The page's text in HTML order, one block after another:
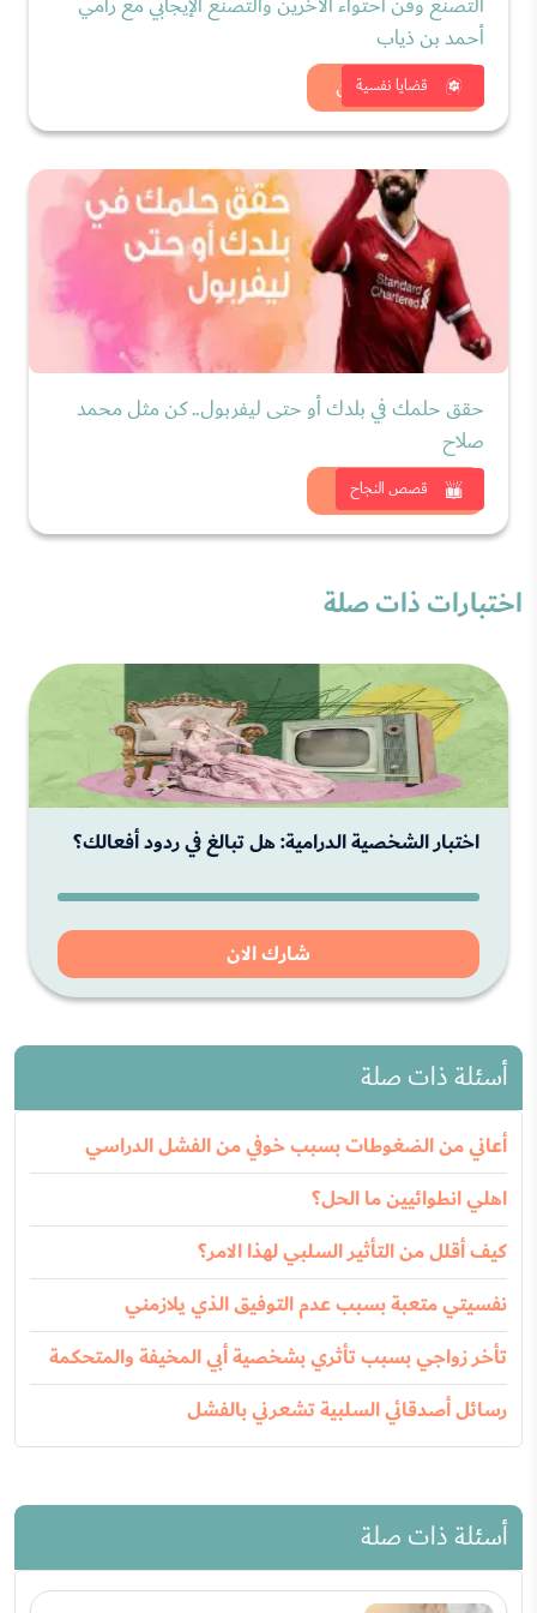
قضايا نفسية
أحمد بن ذياب
شاهد الان
قصص النجاح
حقق حلمك في بلدك أو حتى ليفربول.. كن مثل محمد
صلاح
شاهد الان
اختبارات ذات صلة
اختبار الشخصية الدرامية: هل تبالغ في ردود أفعالك؟
شارك الان
أسئلة ذات صلة
أعاني من الضغوطات بسبب خوفي من الفشل الدراسي
اهلي انطوائيين ما الحل؟
كيف أقلل من التأثير السلبي لهذا الامر؟
نفسيتي متعبة بسبب عدم التوفيق الذي يلازمني
تأخر زواجي بسبب تأثري بشخصية أبي المخيفة والمتحكمة
رسائل أصدقائي السلبية تشعرني بالفشل
أسئلة ذات صلة